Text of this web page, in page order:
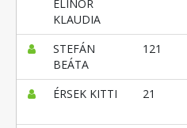
ELINOR
KLAUDIA
STEFÁN
BEÁTA
121
ÉRSEK KITTI 21